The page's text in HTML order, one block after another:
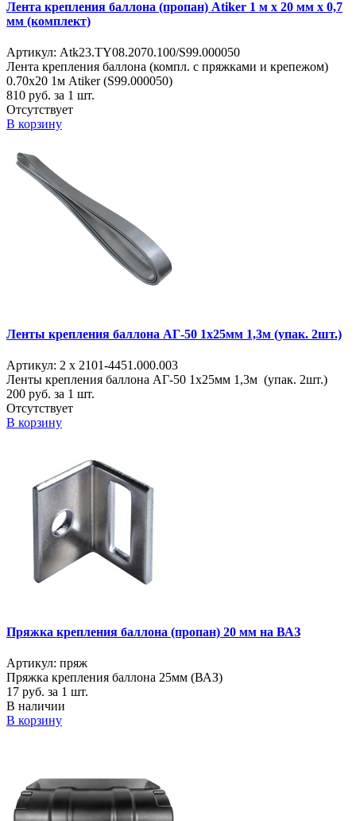
Лента крепления баллона (пропан) Atiker 1 м x 20 мм x 0,7
мм (комплект)
Артикул: Atk23.TY08.2070.100/S99.000050
Лента крепления баллона (компл. с пряжками и крепежом)
0.70x20 1м Atiker (S99.000050)
810 руб. за 1 шт.
Отсутствует
В корзину
Ленты крепления баллона АГ-50 1х25мм 1,3м (упак. 2шт.)
Артикул: 2 х 2101-4451.000.003
Ленты крепления баллона АГ-50 1х25мм 1,3м (упак. 2шт.)
200 руб. за 1 шт.
Отсутствует
В корзину
Пряжка крепления баллона (пропан) 20 мм на ВАЗ
Артикул: пряж
Пряжка крепления баллона 25мм (ВАЗ)
17 руб. за 1 шт.
В наличии
В корзину